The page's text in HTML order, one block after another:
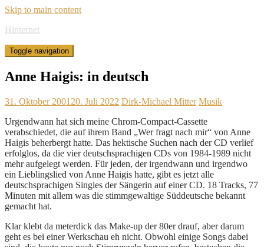
Skip to main content
Hinternet
Toggle navigation
Anne Haigis: in deutsch
31. Oktober 2001 20. Juli 2022 Dirk-Michael Mitter Musik
Urgendwann hat sich meine Chrom-Compact-Cassette
verabschiedet, die auf ihrem Band „Wer fragt nach mir“ von Anne
Haigis beherbergt hatte. Das hektische Suchen nach der CD verlief
erfolglos, da die vier deutschsprachigen CDs von 1984-1989 nicht
mehr aufgelegt werden. Für jeden, der irgendwann und irgendwo
ein Lieblingslied von Anne Haigis hatte, gibt es jetzt alle
deutschsprachigen Singles der Sängerin auf einer CD. 18 Tracks, 77
Minuten mit allem was die stimmgewaltige Süddeutsche bekannt
gemacht hat.
Klar klebt da meterdick das Make-up der 80er drauf, aber darum
geht es bei einer Werkschau eh nicht. Obwohl einige Songs dabei